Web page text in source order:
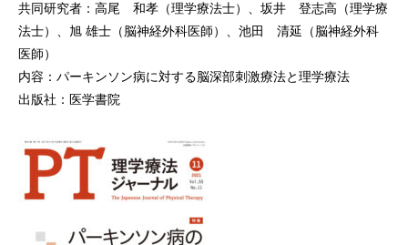
共同研究者：高尾 和孝（理学療法士）、坂井 登志高（理学療
法士）、旭 雄士（脳神経外科医師）、池田 清延（脳神経外科
医師）
内容：パーキンソン病に対する脳深部刺激療法と理学療法
出版社：医学書院